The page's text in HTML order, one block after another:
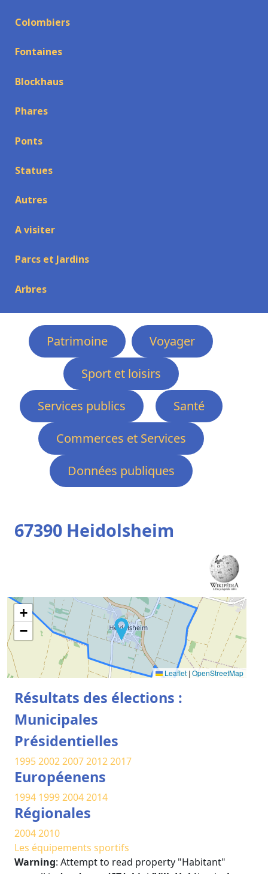
Colombiers
Fontaines
Blockhaus
Phares
Ponts
Statues
Autres
A visiter
Parcs et Jardins
Arbres
Patrimoine
Voyager
Sport et loisirs
Services publics
Santé
Commerces et Services
Données publiques
67390 Heidolsheim
+
−
Leaflet | OpenStreetMap
Résultats des élections :
Municipales
Présidentielles
19952002200720122017
Européenens
1994 199920042014
Régionales
20042010
Les équipements sportifs
Warning: Attempt to read property "Habitant"